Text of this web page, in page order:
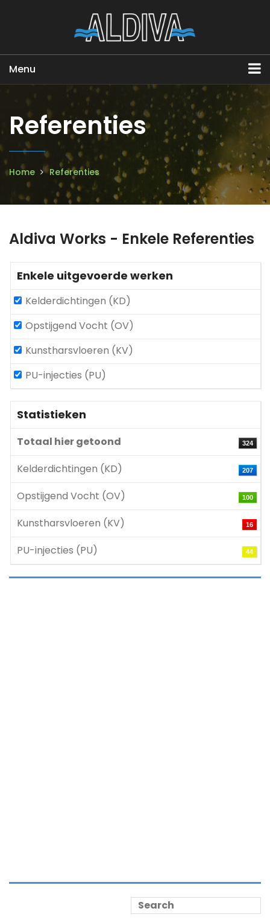
Menu
Referenties
Home Referenties
Aldiva Works - Enkele Referenties
Enkele uitgevoerde werken
Kelderdichtingen (KD)
Opstijgend Vocht (OV)
Kunstharsvloeren (KV)
PU-injecties (PU)
Statistieken
Totaal hier getoond 324
Kelderdichtingen (KD) 207
Opstijgend Vocht (OV) 100
Kunstharsvloeren (KV) 16
PU-injecties (PU) 44